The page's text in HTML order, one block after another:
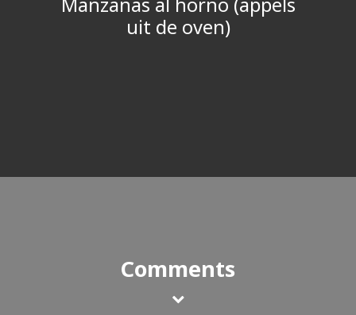
uit de oven)
Comments